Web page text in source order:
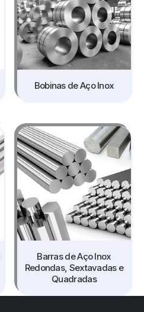
Bobinas de Aço Inox
Barras de Aço Inox
Redondas, Sextavadas e
Quadradas